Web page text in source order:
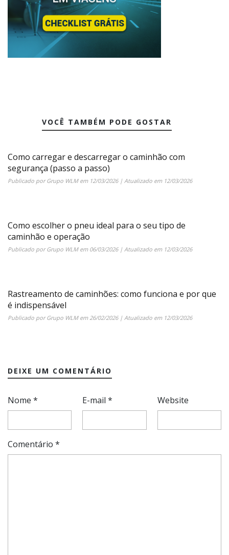
VOCÊ TAMBÉM PODE GOSTAR
Como carregar e descarregar o caminhão com
segurança (passo a passo)
Publicado porGrupo WLMem 12/03/2026| Atualizado em 12/03/2026
Como escolher o pneu ideal para o seu tipo de
caminhão e operação
Publicado porGrupo WLMem 06/03/2026| Atualizado em 12/03/2026
Rastreamento de caminhões: como funciona e por que
é indispensável
Publicado porGrupo WLMem 26/02/2026| Atualizado em 12/03/2026
DEIXE UM COMENTÁRIO
Nome * E-mail* Website
Comentário *